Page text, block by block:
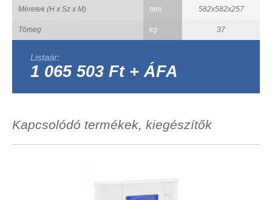
Méretek (H x Sz x M) mm 582x582x257
Tömeg kg 37
Listaár:
1 065 503 Ft + ÁFA
Kapcsolódó termékek, kiegészítők